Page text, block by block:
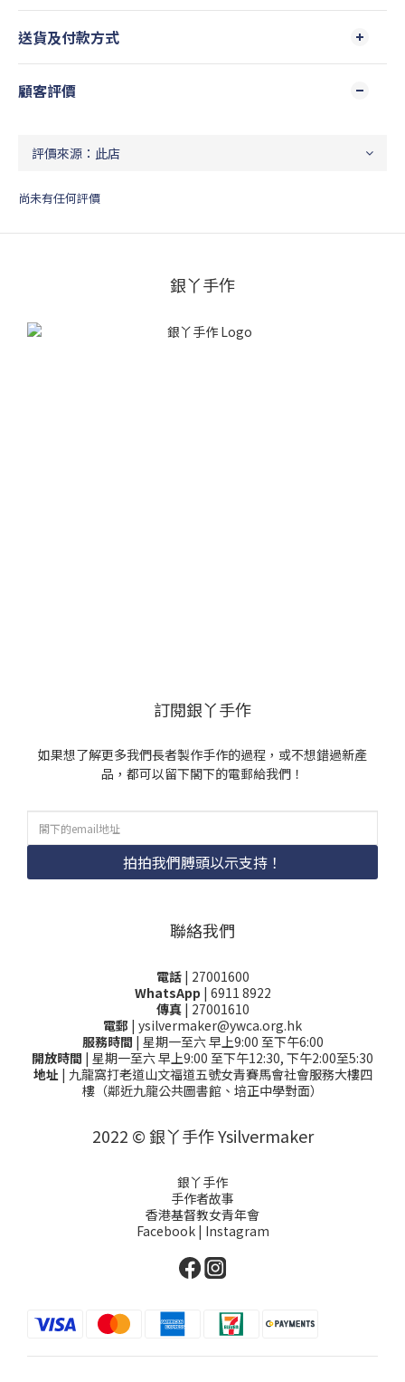
送貨及付款方式
顧客評價
尚未有任何評價
銀丫手作
訂閱銀丫手作
如果想了解更多我們長者製作手作的過程，或不想錯過新產
品，都可以留下閣下的電郵給我們！
拍拍我們膊頭以示支持！
聯絡我們
電話 | 27001600
WhatsApp | 6911 8922
傳真| 27001610
電郵 | ysilvermaker@ywca.org.hk
服務時間 | 星期一至六 早上9:00 至下午6:00
開放時間 | 星期一至六 早上9:00 至下午12:30, 下午2:00至5:30
地址 | 九龍窩打老道山文福道五號女青賽馬會社會服務大樓四
樓（鄰近九龍公共圖書館、培正中學對面）
2022 © 銀丫手作 Ysilvermaker
銀丫手作
手作者故事
香港基督教女青年會
Facebook | Instagram